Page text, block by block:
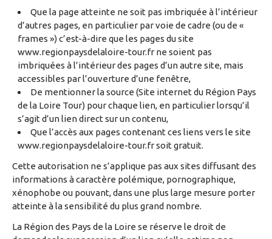
Que la page atteinte ne soit pas imbriquée à l’intérieur
d’autres pages, en particulier par voie de cadre (ou de «
frames ») c’est-à-dire que les pages du site
www.regionpaysdelaloire-tour.fr ne soient pas
imbriquées à l’intérieur des pages d’un autre site, mais
accessibles par l’ouverture d’une fenêtre,
De mentionner la source (Site internet du Région Pays
de la Loire Tour) pour chaque lien, en particulier lorsqu’il
s’agit d’un lien direct sur un contenu,
Que l’accès aux pages contenant ces liens vers le site
www.regionpaysdelaloire-tour.fr soit gratuit.
Cette autorisation ne s’applique pas aux sites diffusant des
informations à caractère polémique, pornographique,
xénophobe ou pouvant, dans une plus large mesure porter
atteinte à la sensibilité du plus grand nombre.
La Région des Pays de la Loire se réserve le droit de